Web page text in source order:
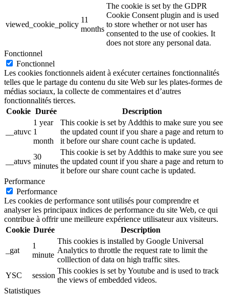
viewed_cookie_policy
11
months
The cookie is set by the GDPR
Cookie Consent plugin and is used
to store whether or not user has
consented to the use of cookies. It
does not store any personal data.
Fonctionnel
Fonctionnel
Les cookies fonctionnels aident à exécuter certaines fonctionnalités
telles que le partage du contenu du site Web sur les plates-formes de
médias sociaux, la collecte de commentaires et d’autres
fonctionnalités tierces.
Cookie Durée Description
__atuvc
1 year
1
month
This cookie is set by Addthis to make sure you see
the updated count if you share a page and return to
it before our share count cache is updated.
__atuvs
30
minutes
This cookie is set by Addthis to make sure you see
the updated count if you share a page and return to
it before our share count cache is updated.
Performance
Performance
Les cookies de performance sont utilisés pour comprendre et
analyser les principaux indices de performance du site Web, ce qui
contribue à offrir une meilleure expérience utilisateur aux visiteurs.
Cookie Durée Description
_gat
1
minute
This cookies is installed by Google Universal
Analytics to throttle the request rate to limit the
colllection of data on high traffic sites.
YSC
session
This cookies is set by Youtube and is used to track
the views of embedded videos.
Statistiques